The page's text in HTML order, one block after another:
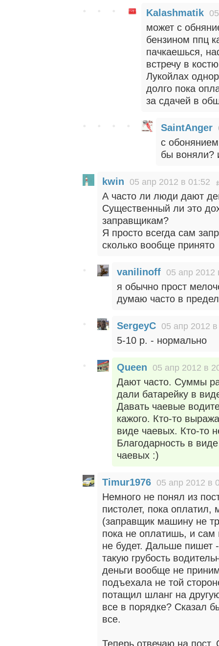
Kalashmatik
может с
бензином ппц
пачкаешься,
встречу в
Лукойлах
долго пока
за сдачей в
SaintAnger
с
бы воняли?
kwin 05 апр 2012 в 01:52
А часто ли люди дают
Существенный ли это
заправщикам?
Я просто всегда сам
сколько вообще принято
vanilinoff 05 апр 2012
я обычно прост
думаю часто в
SergeyC 05 апр 2012
5-10 р. - нормально
Queen 05 апр 2012 в
Дают часто. Суммы
дали батарейку в
Давать чаевые
кажого. Кто-то
виде чаевых. Кто-то
Благодарность в
чаевых :)
Timur1976 05 апр 2012 в
Немного не понял из
пистолет, пока
(заправщик машину не
пока не оплатишь, и сам
не будет. Дальше пишет
такую грубость
деньги вообще не
подъехала не той
потащил шланг на
все в порядке? Сказал
все.
Теперь отвечаю на пост.